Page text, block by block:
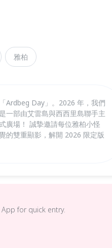
雅柏
Ardbeg Day」。2026 年，我們
一部由艾雷島與西西里島聯手主
廣場！ 誠摯邀請每位雅柏小怪
的雙重顯影，解開 2026 限定版
for quick entry.